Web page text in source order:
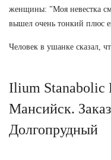
женщины: "Моя невестка
вышел очень тонкий плюс
Человек в ушанке сказал,
Ilium Stanabolic
Мансийск.
Долгопрудный